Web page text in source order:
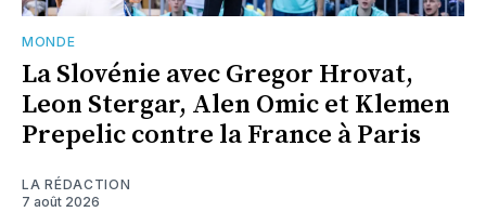
MONDE
La Slovénie avec Gregor Hrovat,
Leon Stergar, Alen Omic et Klemen
Prepelic contre la France à Paris
LA RÉDACTION
7 août 2026